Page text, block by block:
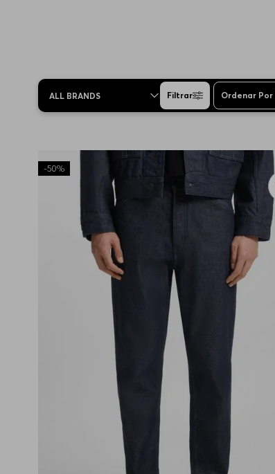
ALL BRANDS Filtrar Ordenar Por
-50%